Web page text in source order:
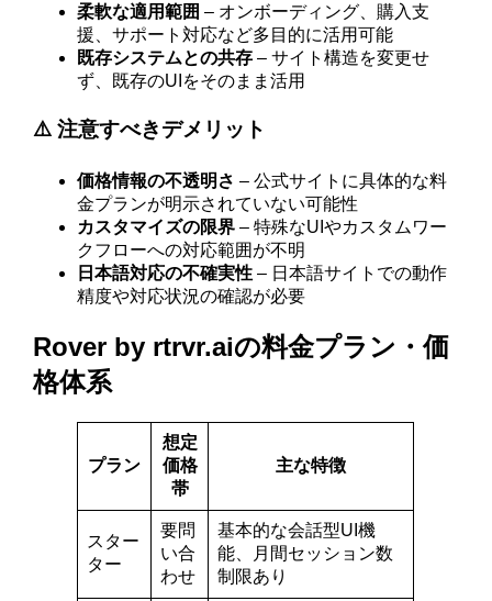
柔軟な適用範囲 – オンボーディング、購入支
援、サポート対応など多目的に活用可能
既存システムとの共存 – サイト構造を変更せ
ず、既存のUIをそのまま活用
⚠️ 注意すべきデメリット
価格情報の不透明さ – 公式サイトに具体的な料
金プランが明示されていない可能性
カスタマイズの限界 – 特殊なUIやカスタムワー
クフローへの対応範囲が不明
日本語対応の不確実性 – 日本語サイトでの動作
精度や対応状況の確認が必要
Rover by rtrvr.aiの料金プラン・価
格体系
プラン
想定
価格
帯
主な特徴
スター
ター
要問
い合
わせ
基本的な会話型UI機
能、月間セッション数
制限あり